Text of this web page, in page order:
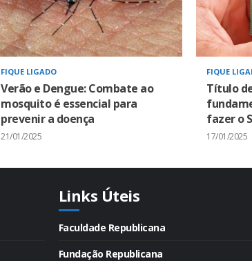
FIQUE LIGADO
Verão e Dengue: Combate ao
mosquito é essencial para
prevenir a doença
21/01/2025
FIQUE
Título
fazer o
17/01/2025
Links Úteis
Faculdade Republicana
Fundação Republicana